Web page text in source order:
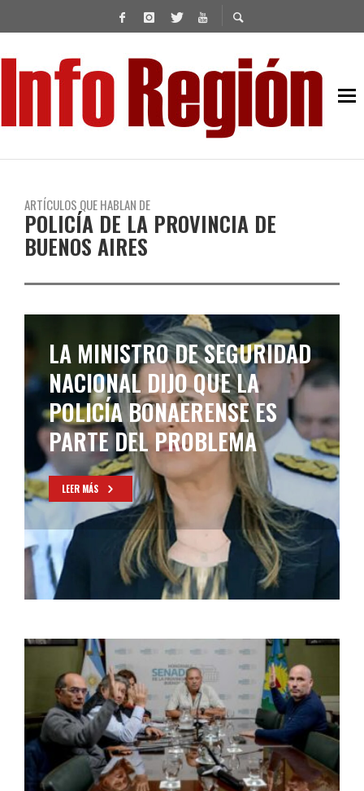
ARTÍCULOS QUE HABLAN DE
POLICÍA DE LA PROVINCIA DE
BUENOS AIRES
KICILLOF TAMBIÉN OTORGÓ
UN AUMENTO A LA POLICÍA
LEER MÁS